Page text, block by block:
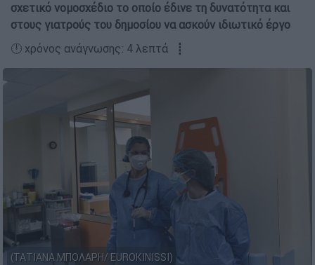
σχετικό νομοσχέδιο το οποίο έδινε τη δυνατότητα και
στους γιατρούς του δημοσίου να ασκούν ιδιωτικό έργο
🕛 χρόνος ανάγνωσης: 4 λεπτά ┋
(ΤΑΤΙΑΝΑ ΜΠΟΛΑΡΗ/ EUROKINISSI)